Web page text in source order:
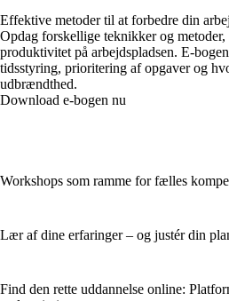
Effektive metoder til at forbedre din
Opdag forskellige teknikker og metoder,
produktivitet på arbejdspladsen. E-
tidsstyring, prioritering af opgaver og
udbrændthed.
Download e-bogen nu
Workshops som ramme for fælles
Lær af dine erfaringer – og justér din
Find den rette uddannelse online: